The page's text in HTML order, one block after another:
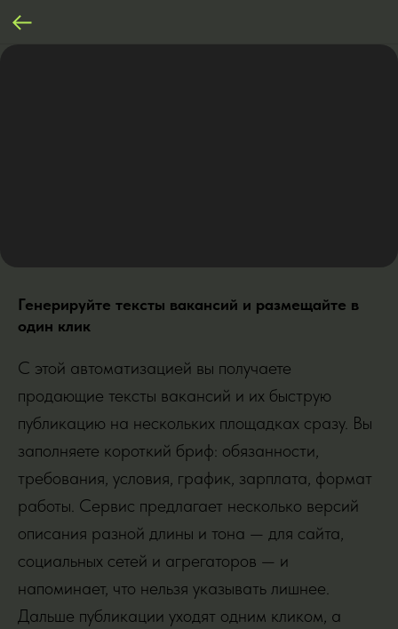
Генерируйте тексты вакансий и размещайте в
один клик
С этой автоматизацией вы получаете
продающие тексты вакансий и их быструю
публикацию на нескольких площадках сразу. Вы
заполняете короткий бриф: обязанности,
требования, условия, график, зарплата, формат
работы. Сервис предлагает несколько версий
описания разной длины и тона — для сайта,
социальных сетей и агрегаторов — и
напоминает, что нельзя указывать лишнее.
Дальше публикации уходят одним кликом, а